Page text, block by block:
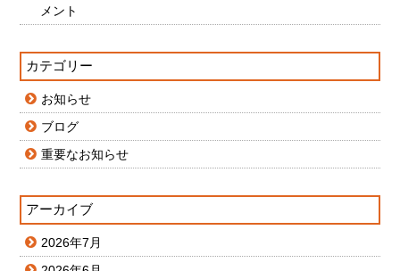
メント
カテゴリー
お知らせ
ブログ
重要なお知らせ
アーカイブ
2026年7月